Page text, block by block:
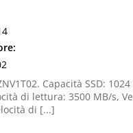
Capacità SSD:
di lettura: 3500 MB/s,
di [...]